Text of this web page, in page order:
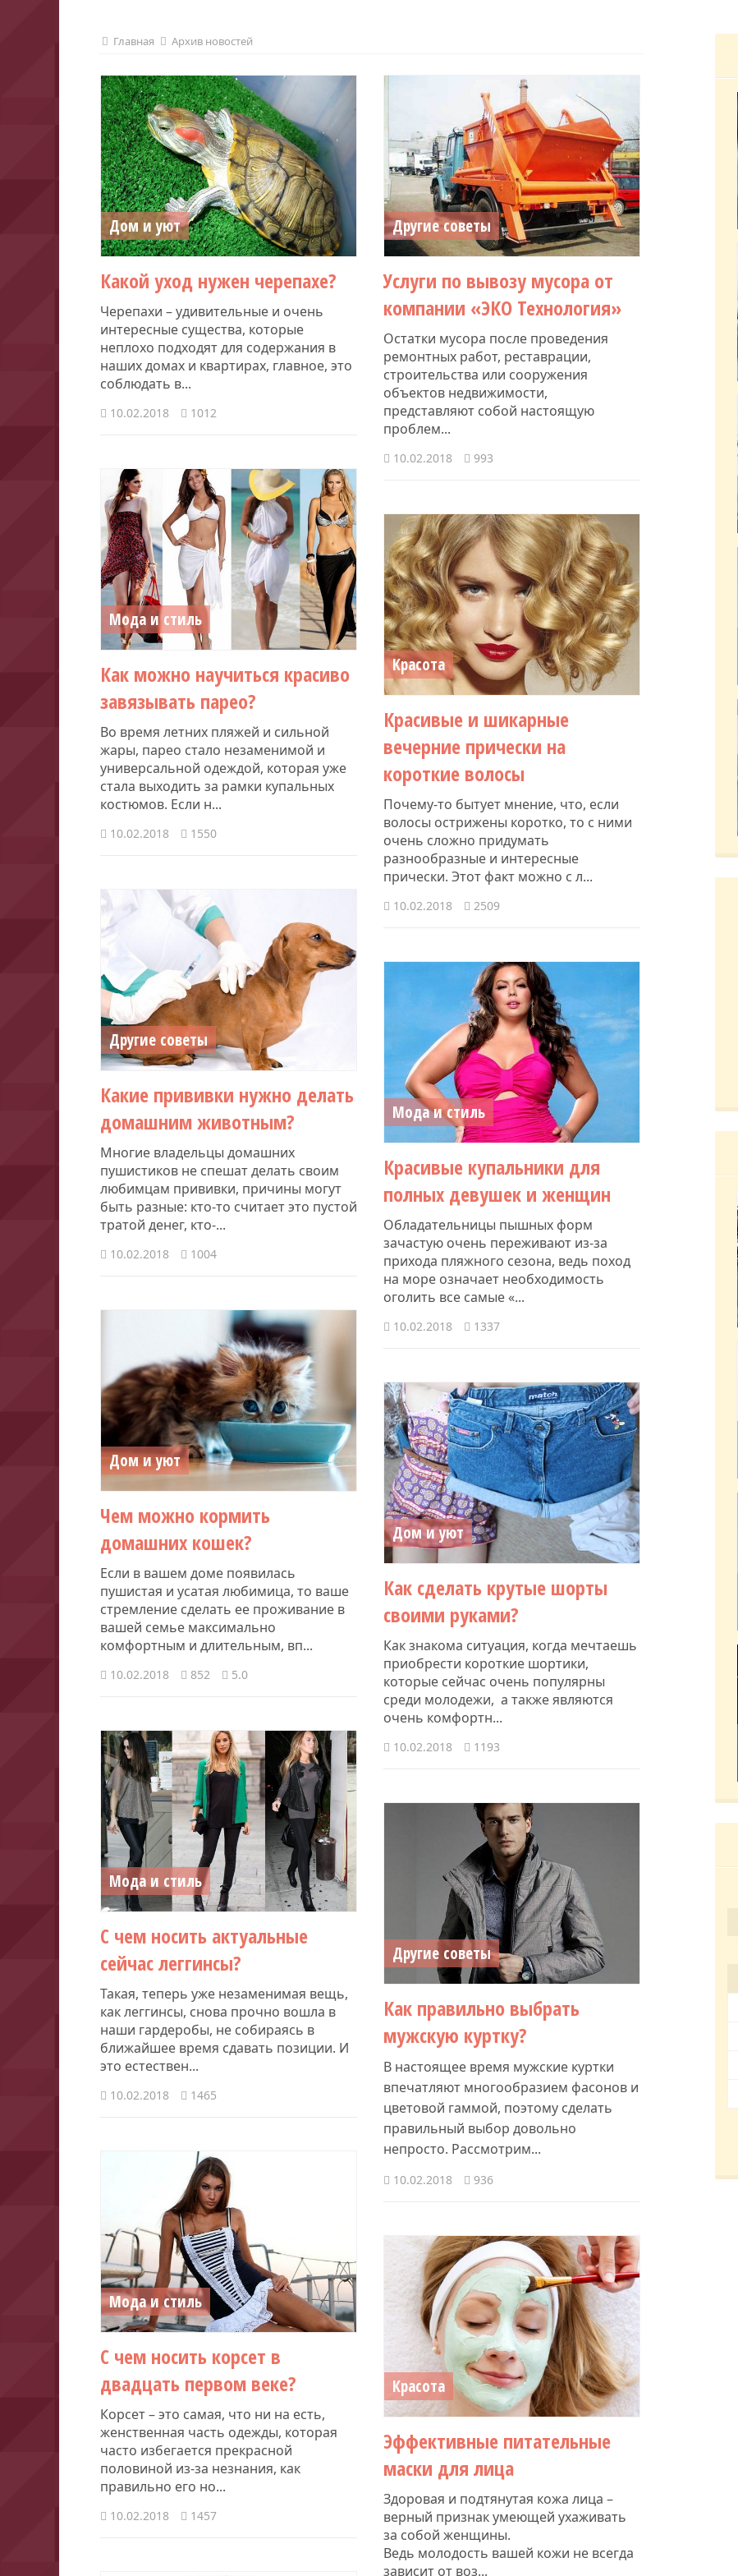
Главная Архив новостей
Дом и уют
Какой уход нужен черепахе?
Черепахи – удивительные и очень
интересные существа, которые
неплохо подходят для содержания в
наших домах и квартирах, главное, это
соблюдать в...
10.02.2018 1012
Другие советы
Услуги по вывозу мусора от
компании «ЭКО Технология»
Остатки мусора после проведения
ремонтных работ, реставрации,
строительства или сооружения
объектов недвижимости,
представляют собой настоящую
проблем...
10.02.2018 993
Мода и стиль
Как можно научиться красиво
завязывать парео?
Во время летних пляжей и сильной
жары, парео стало незаменимой и
универсальной одеждой, которая уже
стала выходить за рамки купальных
костюмов. Если н...
10.02.2018 1550
Красота
Красивые и шикарные
вечерние прически на
короткие волосы
Почему-то бытует мнение, что, если
волосы острижены коротко, то с ними
очень сложно придумать
разнообразные и интересные
прически. Этот факт можно с л...
10.02.2018 2509
Другие советы
Какие прививки нужно делать
домашним животным?
Многие владельцы домашних
пушистиков не спешат делать своим
любимцам прививки, причины могут
быть разные: кто-то считает это пустой
тратой денег, кто-...
10.02.2018 1004
Мода и стиль
Красивые купальники для
полных девушек и женщин
Обладательницы пышных форм
зачастую очень переживают из-за
прихода пляжного сезона, ведь поход
на море означает необходимость
оголить все самые «...
10.02.2018 1337
Дом и уют
Чем можно кормить
домашних кошек?
Если в вашем доме появилась
пушистая и усатая любимица, то ваше
стремление сделать ее проживание в
вашей семье максимально
комфортным и длительным, вп...
10.02.2018 852 5.0
Дом и уют
Как сделать крутые шорты
своими руками?
Как знакома ситуация, когда мечтаешь
приобрести короткие шортики,
которые сейчас очень популярны
среди молодежи, а также являются
очень комфортн...
10.02.2018 1193
Мода и стиль
С чем носить актуальные
сейчас леггинсы?
Такая, теперь уже незаменимая вещь,
как леггинсы, снова прочно вошла в
наши гардеробы, не собираясь в
ближайшее время сдавать позиции. И
это естествен...
10.02.2018 1465
Другие советы
Как правильно выбрать
мужскую куртку?
В настоящее время мужские куртки
впечатляют многообразием фасонов и
цветовой гаммой, поэтому сделать
правильный выбор довольно
непросто. Рассмотрим...
10.02.2018 936
Мода и стиль
С чем носить корсет в
двадцать первом веке?
Корсет – это самая, что ни на есть,
женственная часть одежды, которая
часто избегается прекрасной
половиной из-за незнания, как
правильно его но...
10.02.2018 1457
Красота
Эффективные питательные
маски для лица
Здоровая и подтянутая кожа лица –
верный признак умеющей ухаживать
за собой женщины.
Ведь молодость вашей кожи не всегда
зависит от воз...